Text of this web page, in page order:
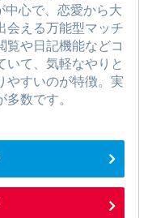
中心で、恋愛から大
会える万能型マッチ
覧や日記機能などコ
いて、気軽なやりと
やすいのが特徴。実
数です。